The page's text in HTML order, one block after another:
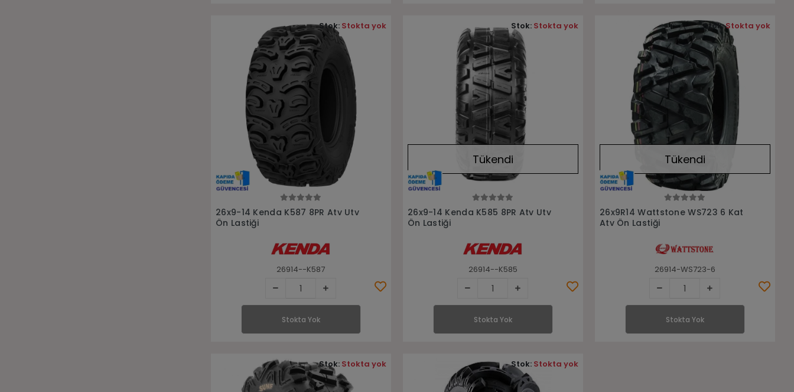
Stokta Yok
26x9-14 Kenda K587 8PR Atv Utv
Ön Lastiği
26914--K587
Stok: Stokta yok
Stokta Yok
Stokta Yok
Tükendi
26x9-14 Kenda K585 8PR Atv Utv
Ön Lastiği
26914--K585
Stok: Stokta yok
Stokta Yok
Stokta Yok
Tükendi
26x9R14 Wattstone WS723 6 Kat
Atv Ön Lastiği
26914-WS723-6
Stok:Stokta yok
Stokta Yok
Stok: Stokta yok Stok: Stokta yok